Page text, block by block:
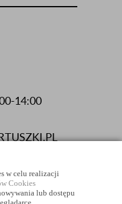
w celu realizacji
Cookies
lub dostępu
14:00